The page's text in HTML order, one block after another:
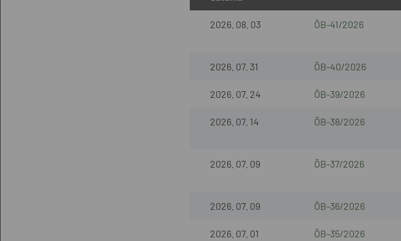
2026. 08. 03 ÖB-41/2026
2026. 07. 31 ÖB-40/2026
2026. 07. 24 ÖB-39/2026
2026. 07. 14 ÖB-38/2026
2026. 07. 09 ÖB-37/2026
2026. 07. 09 ÖB-36/2026
2026. 07. 01 ÖB-35/2026